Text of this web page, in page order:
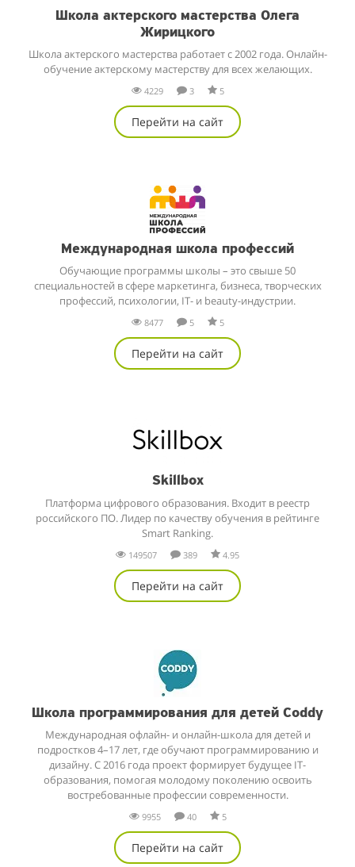
Школа актерского мастерства Олега
Жирицкого
Школа актерского мастерства работает с 2002 года. Онлайн-
обучение актерскому мастерству для всех желающих.
4229 3 5
Перейти на сайт
Международная школа профессий
Обучающие программы школы – это свыше 50
специальностей в сфере маркетинга, бизнеса, творческих
профессий, психологии, IT- и beauty-индустрии.
8477 5 5
Перейти на сайт
Skillbox
Платформа цифрового образования. Входит в реестр
российского ПО. Лидер по качеству обучения в рейтинге
Smart Ranking.
149507 389 4.95
Перейти на сайт
Школа программирования для детей Coddy
Международная офлайн- и онлайн-школа для детей и
подростков 4–17 лет, где обучают программированию и
дизайну. С 2016 года проект формирует будущее IT-
образования, помогая молодому поколению освоить
востребованные профессии современности.
9955 40 5
Перейти на сайт